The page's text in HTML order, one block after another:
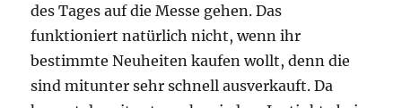
des Tages auf die Messe gehen. Das
funktioniert natürlich nicht, wenn ihr
bestimmte Neuheiten kaufen wollt, denn die
sind mitunter sehr schnell ausverkauft. Da